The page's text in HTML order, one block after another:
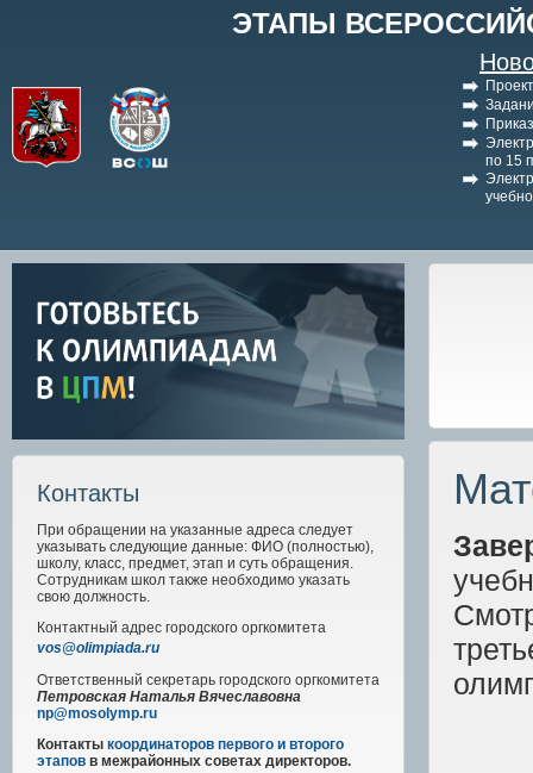
ЭТАПЫ
по 15
Контакты
При обращении на указанные адреса следует
указывать следующие данные: ФИО (полностью),
школу, класс, предмет, этап и суть обращения.
Сотрудникам школ также необходимо указать
свою должность.
Контактный адрес городского оргкомитета
vos@olimpiada.ru
Ответственный секретарь городского оргкомитета
Петровская Наталья Вячеславовна
np@mosolymp.ru
Контакты координаторов первого и второго
этапов в межрайонных советах директоров.